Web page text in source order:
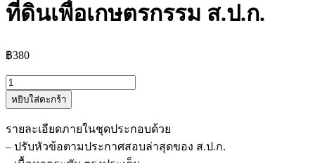
ที่ดินเพื่อเกษตรกรรม ส.ป.ก.
฿380
จำนวน
แนว
นาย
ช่าง
หยิบใส่ตะกร้า
รายละเอียดภายในชุดประกอบด้วย
– ปรับหัวข้อตามประกาศสอบล่าสุดของ ส.ป.ก.